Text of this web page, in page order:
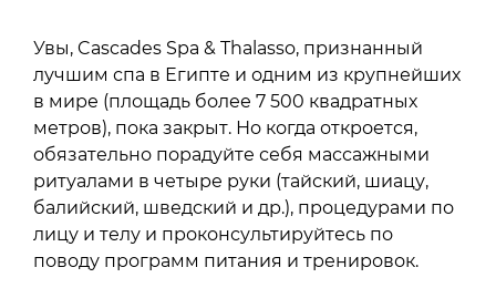
Увы, Cascades Spa & Thalasso, признанный
лучшим спа в Египте и одним из крупнейших
в мире (площадь более 7 500 квадратных
метров), пока закрыт. Но когда откроется,
обязательно порадуйте себя массажными
ритуалами в четыре руки (тайский, шиацу,
балийский, шведский и др.), процедурами по
лицу и телу и проконсультируйтесь по
поводу программ питания и тренировок.